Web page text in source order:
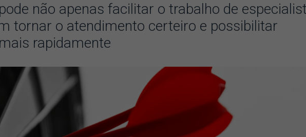
não apenas facilitar o trabalho de
tornar o atendimento certeiro e possibilitar
rapidamente